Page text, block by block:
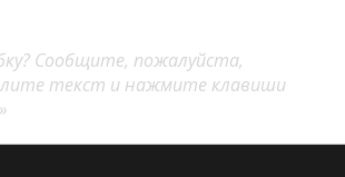
Сообщите, пожалуйста,
текст и нажмите клавиши